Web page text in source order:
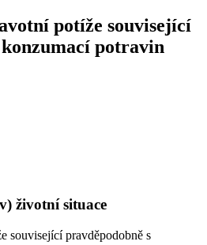
potíže související
potravin
životní situace
související pravděpodobně s